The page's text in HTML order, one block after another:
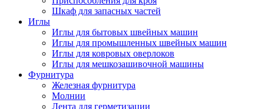
Шкаф для запасных частей
Иглы
Иглы для бытовых швейных машин
Иглы для промышленных швейных машин
Иглы для ковровых оверлоков
Иглы для мешкозашивочной машины
Фурнитура
Железная фурнитура
Молнии
Лента для герметизации